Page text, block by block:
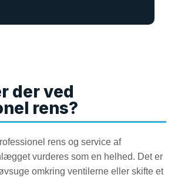
der ved
rens?
rens og service af
vurderes som en helhed. Det er
omkring ventilerne eller skifte et